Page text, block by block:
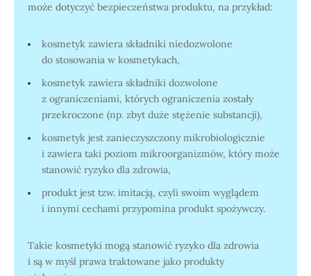
może dotyczyć bezpieczeństwa produktu, na przykład:
kosmetyk zawiera składniki niedozwolone
do stosowania w kosmetykach,
kosmetyk zawiera składniki dozwolone
z ograniczeniami, których ograniczenia zostały
przekroczone (np. zbyt duże stężenie substancji),
kosmetyk jest zanieczyszczony mikrobiologicznie
i zawiera taki poziom mikroorganizmów, który może
stanowić ryzyko dla zdrowia,
produkt jest tzw. imitacją, czyli swoim wyglądem
i innymi cechami przypomina produkt spożywczy.
Takie kosmetyki mogą stanowić ryzyko dla zdrowia
i są w myśl prawa traktowane jako produkty